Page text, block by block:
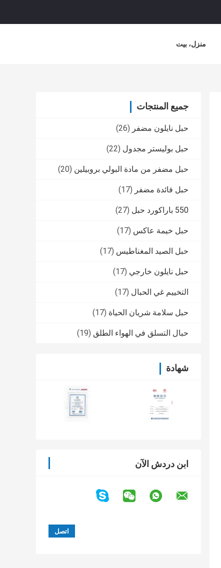
منزل، بيت
جميع المنتجات
حبل نايلون مضفر (26)
حبل بوليستر مجدول (22)
حبل مضفر من مادة البولي بروبيلين (20)
حبل فائدة مضفر (17)
550 باراكورد حبل (27)
حبل خيمة عاكس (17)
حبل الصيد المغناطيس (17)
حبل نايلون خارجي (17)
التخييم غي الحبال (17)
حبل سلامة شريان الحياة (17)
حبال التسلق في الهواء الطلق (19)
شهادة
ابن دردش الآن